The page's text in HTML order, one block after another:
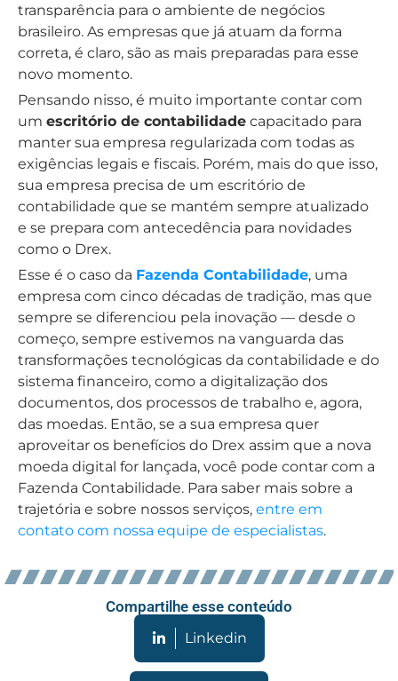
transparência para o ambiente de negócios
brasileiro. As empresas que já atuam da forma
correta, é claro, são as mais preparadas para esse
novo momento.
Pensando nisso, é muito importante contar com
um escritório de contabilidade capacitado para
manter sua empresa regularizada com todas as
exigências legais e fiscais. Porém, mais do que isso,
sua empresa precisa de um escritório de
contabilidade que se mantém sempre atualizado
e se prepara com antecedência para novidades
como o Drex.
Esse é o caso da Fazenda Contabilidade, uma
empresa com cinco décadas de tradição, mas que
sempre se diferenciou pela inovação — desde o
começo, sempre estivemos na vanguarda das
transformações tecnológicas da contabilidade e do
sistema financeiro, como a digitalização dos
documentos, dos processos de trabalho e, agora,
das moedas. Então, se a sua empresa quer
aproveitar os benefícios do Drex assim que a nova
moeda digital for lançada, você pode contar com a
Fazenda Contabilidade. Para saber mais sobre a
trajetória e sobre nossos serviços, entre em
contato com nossa equipe de especialistas.
Compartilhe esse conteúdo
Linkedin